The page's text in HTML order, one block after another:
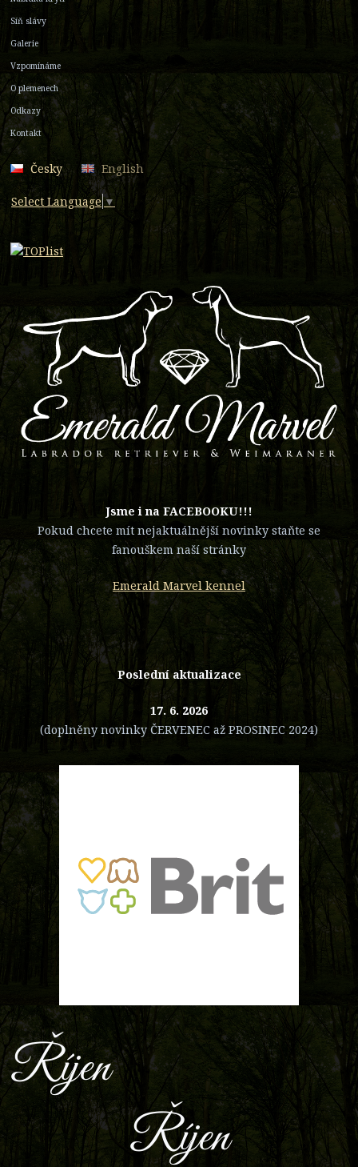
Síň slávy
Galerie
Vzpomínáme
O plemenech
Odkazy
Kontakt
Česky English
Select Language ▼
​Jsme i na FACEBOOKU!!!
Pokud chcete mít nejaktuálnější novinky staňte se
fanouškem naší stránky
Emerald Marvel kennel
Poslední aktualizace
17. 6. 2026
(doplněny novinky ČERVENEC až PROSINEC 2024)
Říjen
Říjen